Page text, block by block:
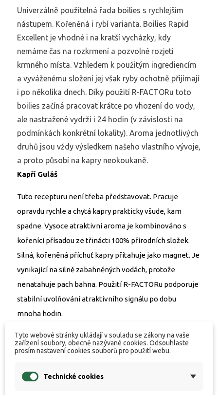
Univerzálně použitelná řada boilies s rychlejším
nástupem. Kořeněná i rybí varianta. Boilies Rapid
Excellent je vhodné i na kratší vycházky, kdy
nemáme čas na rozkrmení a pozvolné rozjetí
krmného místa. Vzhledem k použitým ingrediencím
a vyváženému složení jej však ryby ochotně přijímají
i po několika dnech. Díky použití R-FACTORu toto
boilies začíná pracovat krátce po vhození do vody,
ale nastražené vydrží i 24 hodin (v závislosti na
podmínkách konkrétní lokality). Aroma jednotlivých
druhů jsou vždy výsledkem našeho vlastního vývoje,
a proto působí na kapry neokoukaně.
Kapří Guláš
Tuto recepturu není třeba představovat. Pracuje
opravdu rychle a chytá kapry prakticky všude, kam
spadne. Vysoce atraktivní aroma je kombinováno s
kořenící přísadou ze třinácti 100% přírodních složek.
Silná, kořeněná příchuť kapry přitahuje jako magnet. Je
vynikající na silně zabahněných vodách, protože
nenatahuje pach bahna. Použití R-FACTORu podporuje
stabilní uvolňování atraktivního signálu po dobu
mnoha hodin.
RAPID NATURAL CONCEPT
nové výrobní technologie a zařízení, které patří mezi
Tyto webové stránky ukládají v souladu se zákony na vaše
zařízení soubory, obecně nazývané cookies. Odsouhlaste
prosím nastavení cookies souborů pro použití webu.
Technické cookies